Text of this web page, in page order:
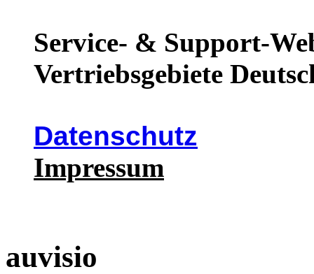
Service- & Support-
Vertriebsgebiete
Datenschutz
Impressum
auvisio